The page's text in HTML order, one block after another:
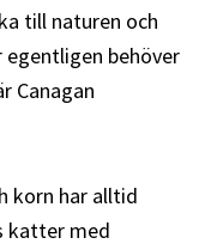
till naturen och
behöver
Canagan
korn har alltid
katter med